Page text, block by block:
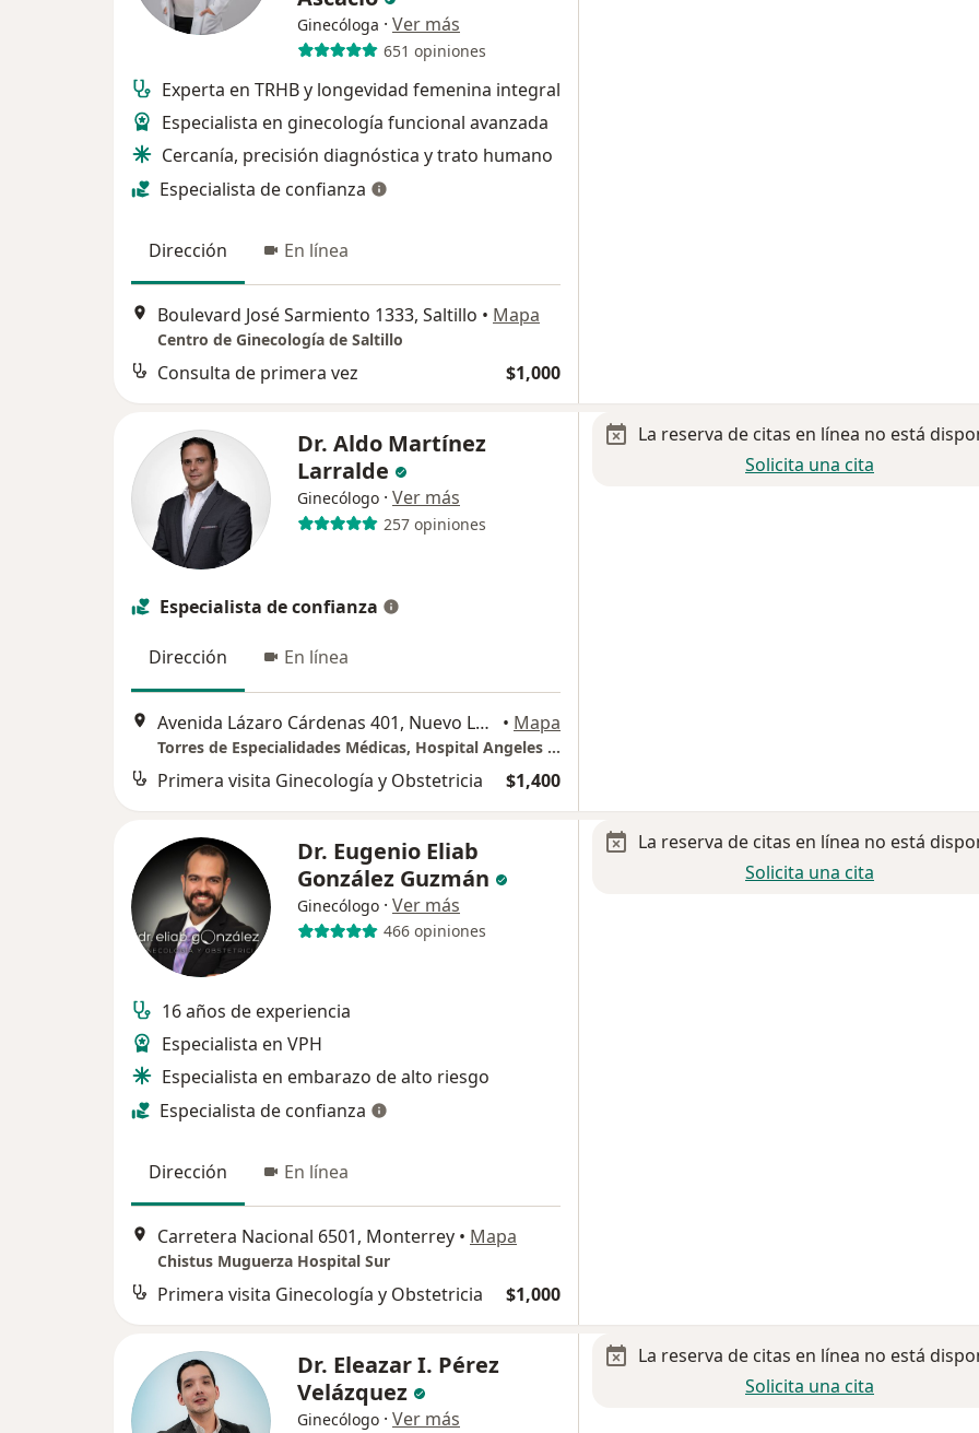
Ginecóloga · Ver más
651 opiniones
Experta en TRHB y longevidad femenina integral
Especialista en ginecología funcional avanzada
Cercanía, precisión diagnóstica y trato humano
Especialista de confianza
Dirección En línea
Boulevard José Sarmiento 1333, Saltillo • Mapa
Centro de Ginecología de Saltillo
Consulta de primera vez $1,000
Dr. Aldo Martínez
Larralde
Ginecólogo · Ver más
257 opiniones
Especialista de confianza
Dirección En línea
Avenida Lázaro Cárdenas 401, Nuevo Leon • Mapa
Torres de Especialidades Médicas, Hospital Angeles Valle Oriente, Piso 12, Consultorio 1205
Primera visita Ginecología y Obstetricia $1,400
La reserva de citas en línea no está
Solicita una cita
Dr. Eugenio Eliab
González Guzmán
Ginecólogo · Ver más
466 opiniones
16 años de experiencia
Especialista en VPH
Especialista en embarazo de alto riesgo
Especialista de confianza
Dirección En línea
Carretera Nacional 6501, Monterrey • Mapa
Chistus Muguerza Hospital Sur
Primera visita Ginecología y Obstetricia $1,000
La reserva de citas en línea no está
Solicita una cita
Dr. Eleazar I. Pérez
Velázquez
Ginecólogo · Ver más
La reserva de citas en línea no está
Solicita una cita